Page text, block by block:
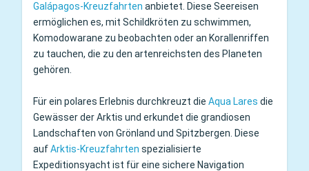
Galápagos-Kreuzfahrten anbietet. Diese Seereisen
ermöglichen es, mit Schildkröten zu schwimmen,
Komodowarane zu beobachten oder an Korallenriffen
zu tauchen, die zu den artenreichsten des Planeten
gehören.
Für ein polares Erlebnis durchkreuzt die Aqua Lares die
Gewässer der Arktis und erkundet die grandiosen
Landschaften von Grönland und Spitzbergen. Diese
aufArktis-Kreuzfahrten spezialisierte
Expeditionsyacht ist für eine sichere Navigation